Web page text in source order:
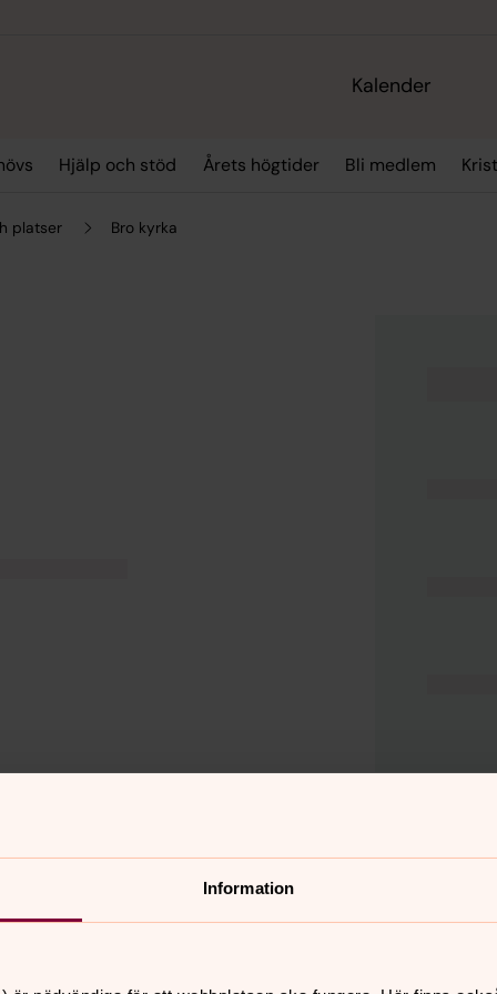
Information
Kalender
Hjälp och stöd Årets högtider Bli medlem
platser Bro kyrka